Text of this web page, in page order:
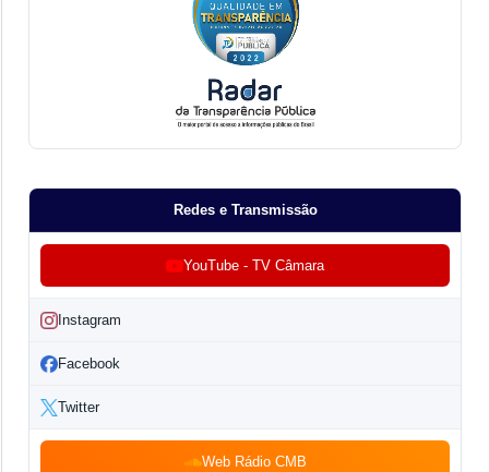
Redes e Transmissão
YouTube - TV Câmara
Instagram
Facebook
Twitter
Web Rádio CMB